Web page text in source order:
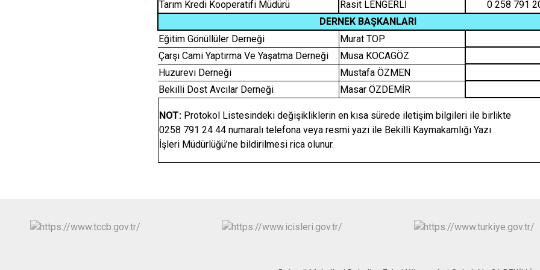
Tarım Kredi Kooperatifi Müdürü Rasit LENGERLİ
0 258 791
DERNEK BAŞKANLARI
Eğitim Gönüllüler Derneği
Murat TOP
Çarşı Cami Yaptırma Ve Yaşatma Derneği
Musa KOCAGÖZ
Huzurevi Derneği
Mustafa ÖZMEN
Bekilli Dost Avcılar Derneği
Masar ÖZDEMİR
NOT: Protokol Listesindeki değişikliklerin en kısa sürede iletişim bilgileri ile birlikte
0258 791 24 44 numaralı telefona veya resmi yazı ile Bekilli Kaymakamlığı Yazı
İşleri Müdürlüğü’ne bildirilmesi rica olunur.